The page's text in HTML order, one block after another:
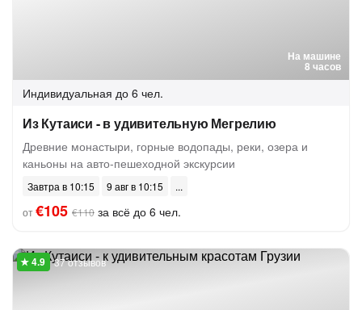
На машине
8 часов
Индивидуальная до 6 чел.
Из Кутаиси - в удивительную Мегрелию
Древние монастыри, горные водопады, реки, озера и
каньоны на авто-пешеходной экскурсии
Завтра в 10:15
9 авг в 10:15
от€105 €110 за всё до 6 чел.
37 отзывов